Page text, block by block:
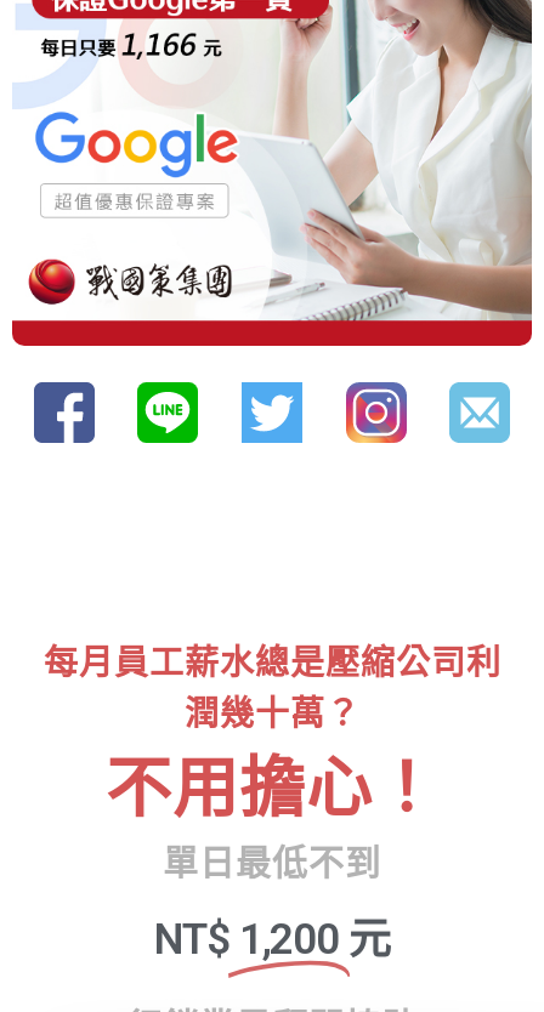
每月員工薪水總是壓縮公司利
潤幾十萬？
不用擔心！
單日最低不到
NT$ 1,200 元